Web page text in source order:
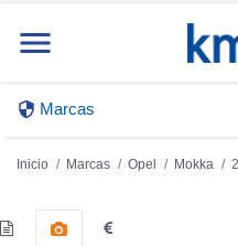
Marcas
Inicio Marcas Opel Mokka